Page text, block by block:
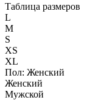
Таблица размеров
L
M
S
XS
XL
Пол: Женский
Женский
Мужской